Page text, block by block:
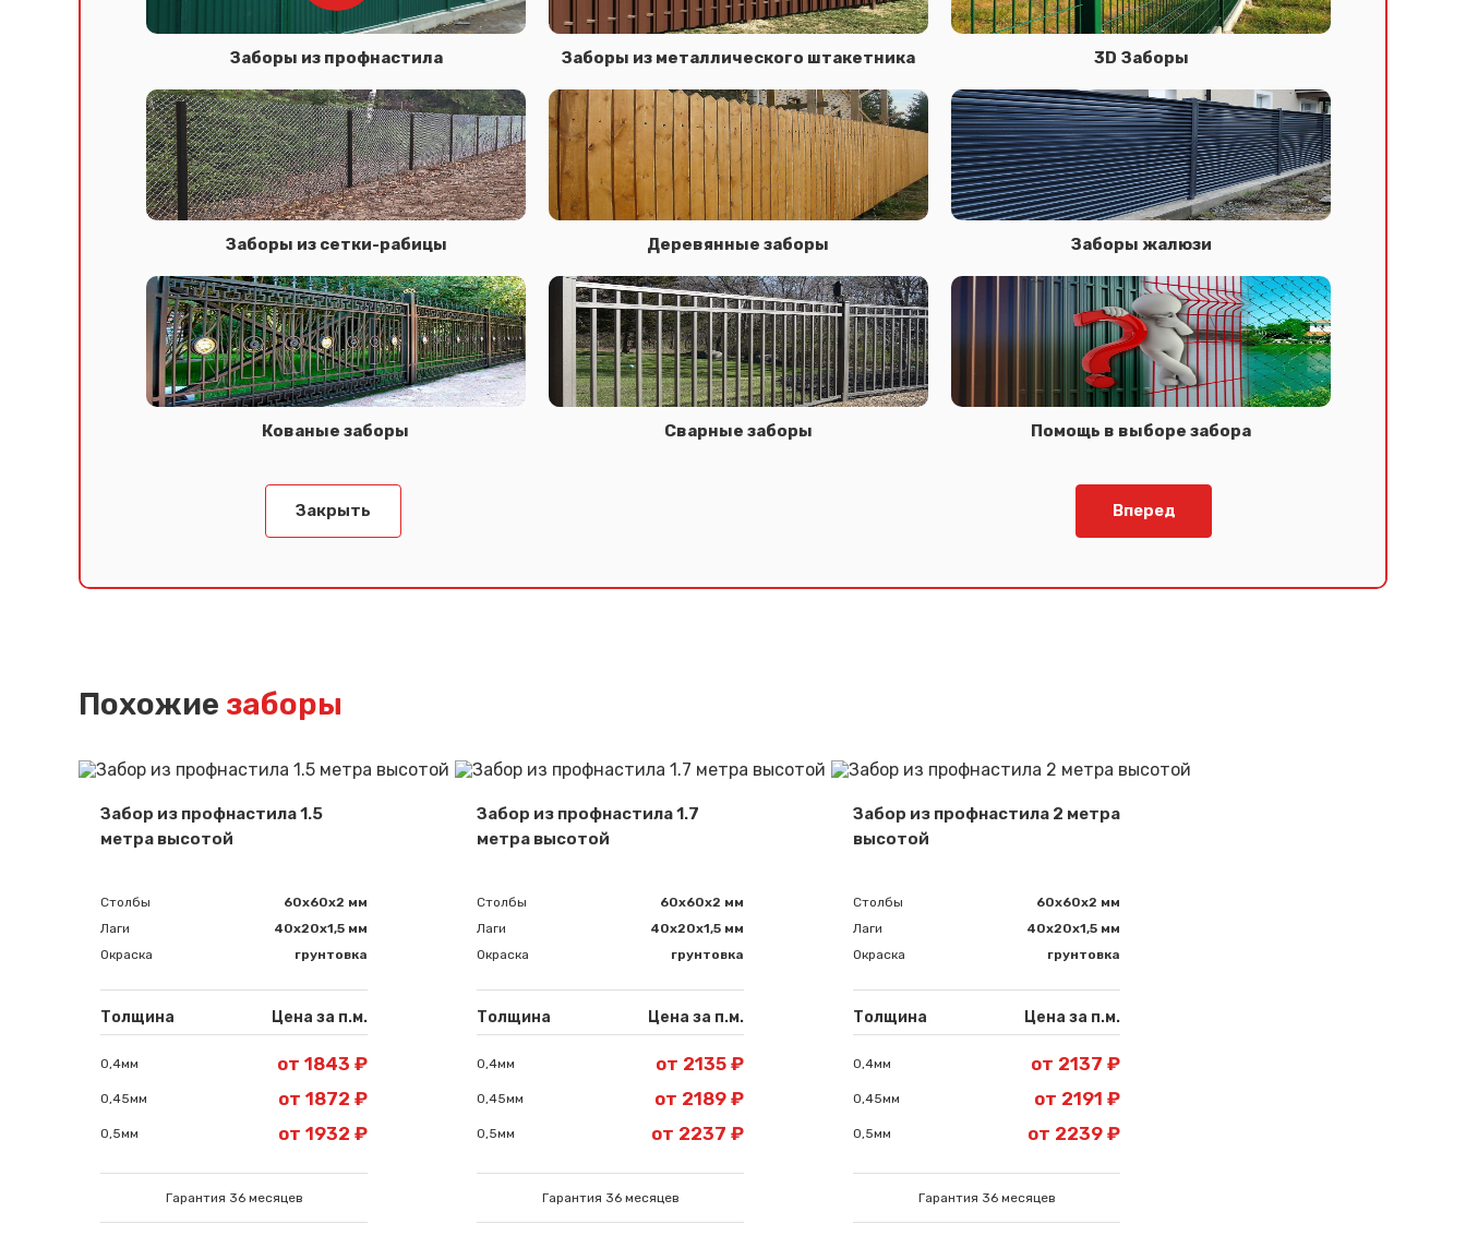
Заборы из профнастила Заборы из металлического штакетника 3D Заборы
Заборы из сетки-рабицы Деревянные заборы Заборы жалюзи
Кованые заборы Сварные заборы Помощь в выборе забора
Закрыть Вперед
Похожие заборы
Забор из профнастила 1.5
метра высотой
Столбы
60х60х2 мм
Лаги
40х20х1,5 мм
Окраска
грунтовка
Толщина Цена за п.м.
0,4мм от 1843 ₽
0,45мм от 1872 ₽
0,5мм от 1932 ₽
Гарантия 36 месяцев
Забор из профнастила 1.7
метра высотой
Столбы
60х60х2 мм
Лаги
40х20х1,5 мм
Окраска
грунтовка
Толщина Цена за п.м.
0,4мм от 2135 ₽
0,45мм от 2189 ₽
0,5мм от 2237 ₽
Гарантия 36 месяцев
Забор из профнастила 2 метра
высотой
Столбы
60х60х2 мм
Лаги
40х20х1,5 мм
Окраска
грунтовка
Толщина Цена за п.м.
0,4мм от 2137 ₽
0,45мм от 2191 ₽
0,5мм от 2239 ₽
Гарантия 36 месяцев
Сообщение успешно отправлено
Спасибо за обращение, наш специалист свяжется с Вами.